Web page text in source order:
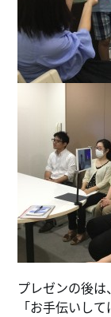
プレゼンの後
「お手伝いし